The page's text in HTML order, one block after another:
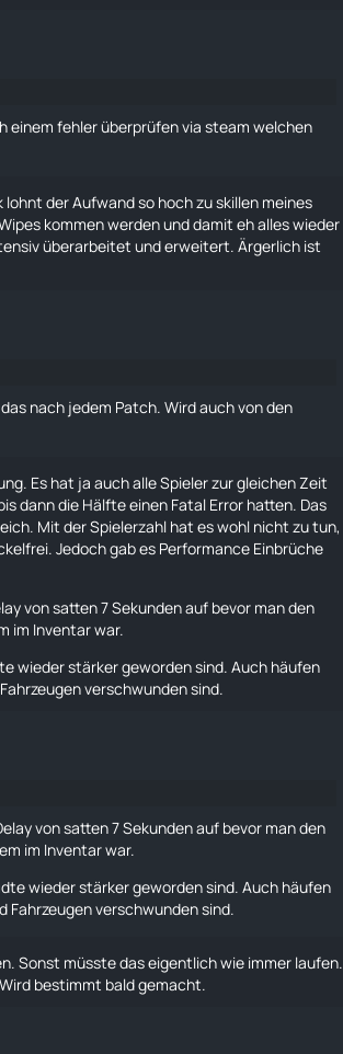
einem fehler überprüfen via steam welchen
der Aufwand so hoch zu skillen meines
kommen werden und damit eh alles wieder
überarbeitet und erweitert. Ärgerlich ist
nach jedem Patch. Wird auch von den
Es hat ja auch alle Spieler zur gleichen Zeit
dann die Hälfte einen Fatal Error hatten. Das
Mit der Spielerzahl hat es wohl nicht zu tun,
Jedoch gab es Performance Einbrüche
von satten 7 Sekunden auf bevor man den
im Inventar war.
wieder stärker geworden sind. Auch häufen
verschwunden sind.
von satten 7 Sekunden auf bevor man den
im Inventar war.
wieder stärker geworden sind. Auch häufen
Fahrzeugen verschwunden sind.
Sonst müsste das eigentlich wie immer laufen.
bestimmt bald gemacht.